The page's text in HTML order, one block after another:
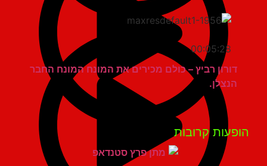
00:05:28
דורון רביץ – כולם מכירים את המונח המונח החבר
קרובות